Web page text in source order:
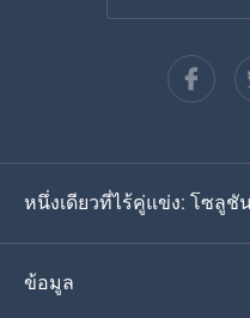
Español
ภาษาเยอรมัน
โปรตุเกส
หนึ่งเดียวที่ไร้คู่แข่ง: โซลูชั
ข้อมูล